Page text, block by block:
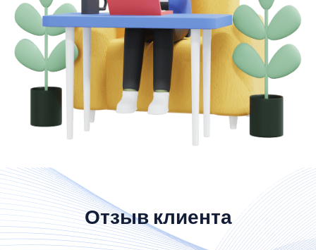
Отзыв клиента